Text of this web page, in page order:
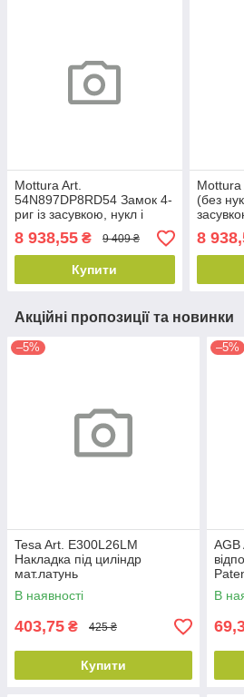
Mottura Art.
54N897DP8RD54 Замок 4-
риг із засувкою, нукл і
євроциліндр
8 938,55 ₴ 9 409 ₴
Купити
Mottura
(без
8
Акційні пропозиції та новинки
–5%
Tesa Art. E300L26LM
Накладка під циліндр
мат.латунь
В наявності
403,75 ₴ 425 ₴
Купити
–5%
AGB
відб
В